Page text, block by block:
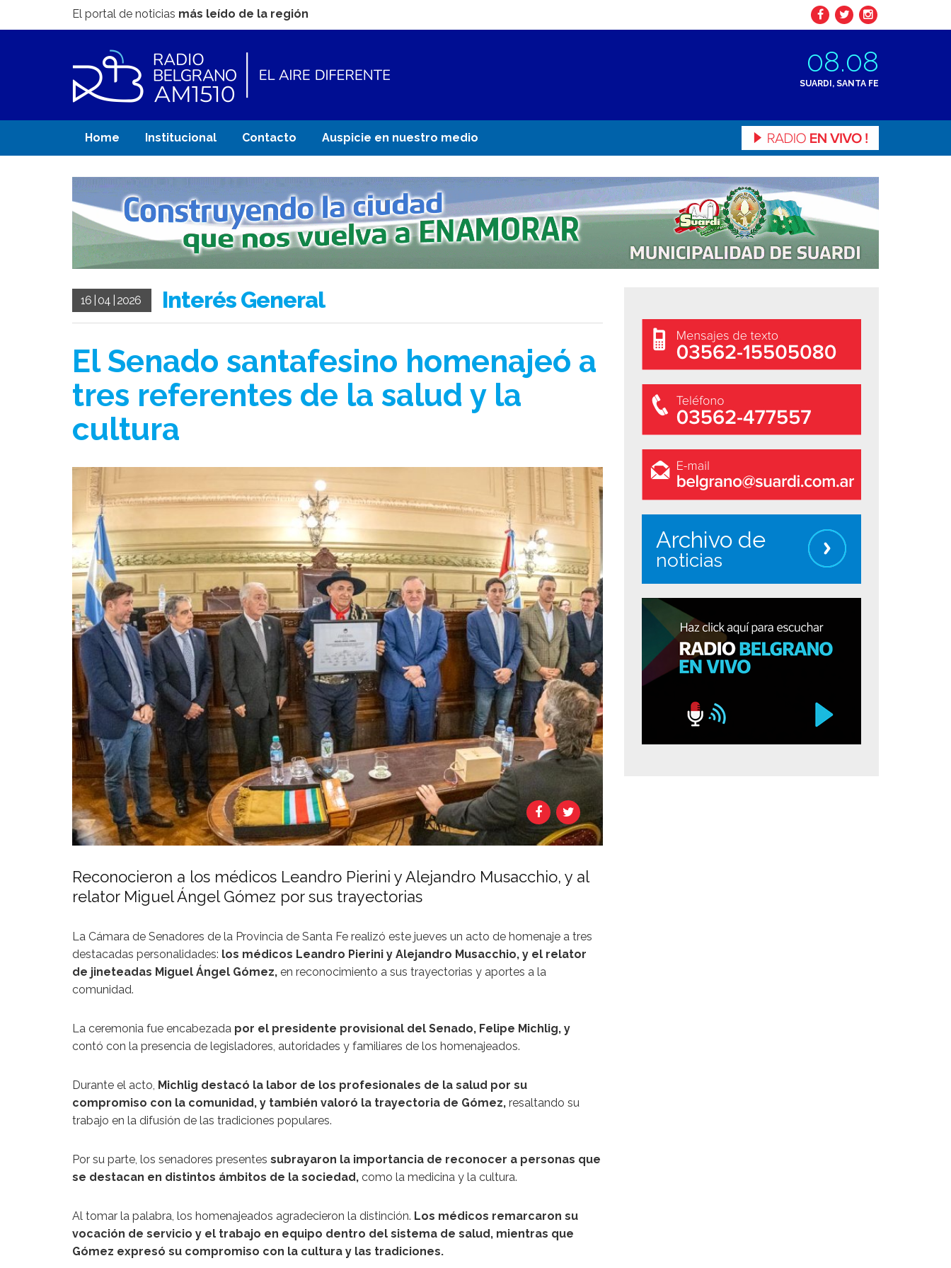
El portal de noticias más leído de la región
08.08
SUARDI, SANTA FE
Home Institucional Contacto Auspicie en nuestro medio
16 | 04 | 2026 Interés General
El Senado santafesino homenajeó a
tres referentes de la salud y la
cultura
Reconocieron a los médicos Leandro Pierini y Alejandro Musacchio, y al
relator Miguel Ángel Gómez por sus trayectorias
La Cámara de Senadores de la Provincia de Santa Fe realizó este jueves un acto de homenaje a tres
destacadas personalidades: los médicos Leandro Pierini y Alejandro Musacchio, y el relator
de jineteadas Miguel Ángel Gómez, en reconocimiento a sus trayectorias y aportes a la
comunidad.
La ceremonia fue encabezada por el presidente provisional del Senado, Felipe Michlig, y
contó con la presencia de legisladores, autoridades y familiares de los homenajeados.
Durante el acto, Michlig destacó la labor de los profesionales de la salud por su
compromiso con la comunidad, y también valoró la trayectoria de Gómez, resaltando su
trabajo en la difusión de las tradiciones populares.
Por su parte, los senadores presentes subrayaron la importancia de reconocer a personas que
se destacan en distintos ámbitos de la sociedad, como la medicina y la cultura.
Al tomar la palabra, los homenajeados agradecieron la distinción. Los médicos remarcaron su
vocación de servicio y el trabajo en equipo dentro del sistema de salud, mientras que
Gómez expresó su compromiso con la cultura y las tradiciones.
Archivo de
noticias